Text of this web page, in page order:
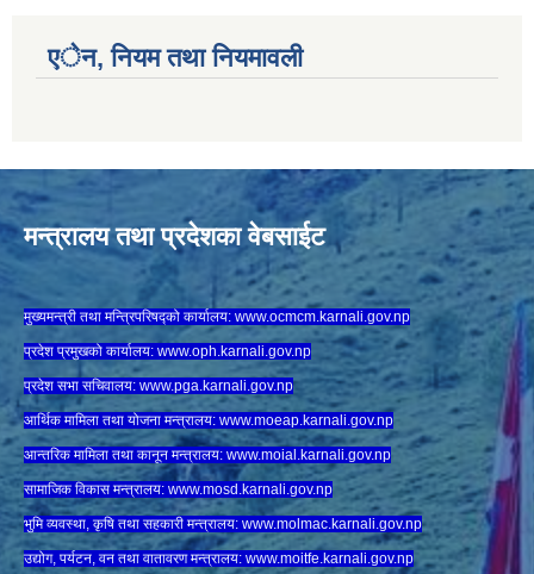
एेन, नियम तथा नियमावली
मन्त्रालय तथा प्रदेशका वेबसाईट
मुख्यमन्त्री तथा मन्त्रिपरिषद्को कार्यालय: www.ocmcm.karnali.gov.np
प्रदेश प्रमुखको कार्यालय: www.oph.karnali.gov.np
प्रदेश सभा सचिवालय: www.pga.karnali.gov.np
आर्थिक मामिला तथा योजना मन्त्रालय: www.moeap.karnali.gov.np
आन्तरिक मामिला तथा कानून मन्त्रालय: www.moial.karnali.gov.np
सामाजिक विकास मन्त्रालय: www.mosd.karnali.gov.np
भुमि व्यवस्था, कृषि तथा सहकारी मन्त्रालय: www.molmac.karnali.gov.np
उद्योग, पर्यटन, वन तथा वातावरण मन्त्रालय: www.moitfe.karnali.gov.np